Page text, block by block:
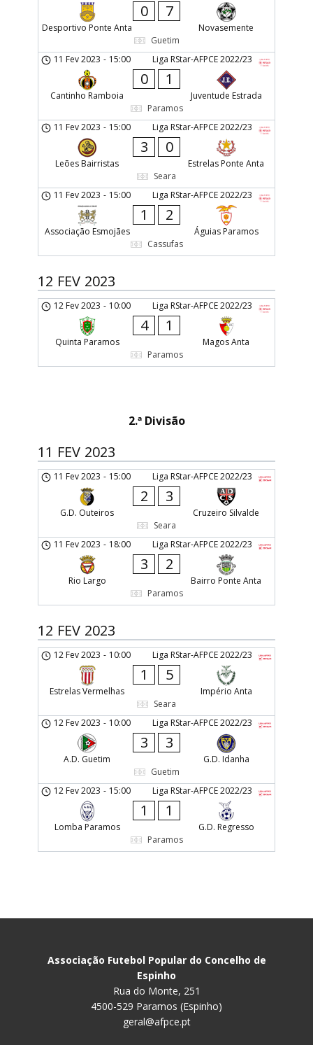
Desportivo Ponte Anta
0 7
Novasemente
Guetim
Liga RStar-AFPCE 2022/23
11 Fev 2023 - 15:00
Cantinho Ramboia
0 1
Juventude Estrada
Paramos
Liga RStar-AFPCE 2022/23
11 Fev 2023 - 15:00
Leões Bairristas
3 0
Estrelas Ponte Anta
Seara
Liga RStar-AFPCE 2022/23
11 Fev 2023 - 15:00
Associação Esmojães
1 2
Águias Paramos
Cassufas
12 FEV 2023
Liga RStar-AFPCE 2022/23
12 Fev 2023 - 10:00
Quinta Paramos
4 1
Magos Anta
Paramos
2.ª Divisão
11 FEV 2023
Liga RStar-AFPCE 2022/23
11 Fev 2023 - 15:00
G.D. Outeiros
2 3
Cruzeiro Silvalde
Seara
Liga RStar-AFPCE 2022/23
11 Fev 2023 - 18:00
Rio Largo
3 2
Bairro Ponte Anta
Paramos
12 FEV 2023
Liga RStar-AFPCE 2022/23
12 Fev 2023 - 10:00
Estrelas Vermelhas
1 5
Império Anta
Seara
Liga RStar-AFPCE 2022/23
12 Fev 2023 - 10:00
A.D. Guetim
3 3
G.D. Idanha
Guetim
Liga RStar-AFPCE 2022/23
12 Fev 2023 - 15:00
Lomba Paramos
1 1
G.D. Regresso
Paramos
Associação Futebol Popular do Concelho de
Espinho
Rua do Monte, 251
4500-529 Paramos (Espinho)
geral@afpce.pt